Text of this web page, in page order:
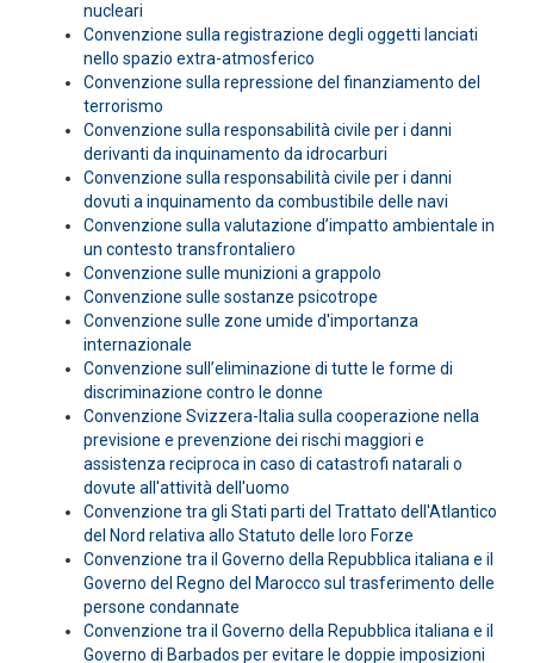
nucleari
Convenzione sulla registrazione degli oggetti lanciati
nello spazio extra-atmosferico
Convenzione sulla repressione del finanziamento del
terrorismo
Convenzione sulla responsabilità civile per i danni
derivanti da inquinamento da idrocarburi
Convenzione sulla responsabilità civile per i danni
dovuti a inquinamento da combustibile delle navi
Convenzione sulla valutazione d’impatto ambientale in
un contesto transfrontaliero
Convenzione sulle munizioni a grappolo
Convenzione sulle sostanze psicotrope
Convenzione sulle zone umide d'importanza
internazionale
Convenzione sull’eliminazione di tutte le forme di
discriminazione contro le donne
Convenzione Svizzera-Italia sulla cooperazione nella
previsione e prevenzione dei rischi maggiori e
assistenza reciproca in caso di catastrofi natarali o
dovute all'attività dell'uomo
Convenzione tra gli Stati parti del Trattato dell'Atlantico
del Nord relativa allo Statuto delle loro Forze
Convenzione tra il Governo della Repubblica italiana e il
Governo del Regno del Marocco sul trasferimento delle
persone condannate
Convenzione tra il Governo della Repubblica italiana e il
Governo di Barbados per evitare le doppie imposizioni